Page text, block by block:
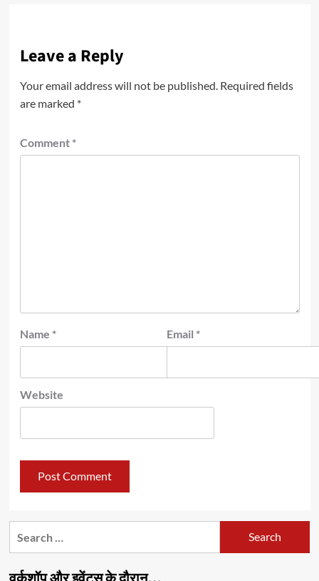
Leave a Reply
Your email address will not be published. Required fields
are marked *
Comment *
Name * Email *
Website